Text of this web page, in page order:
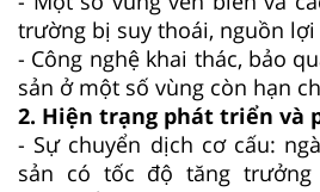
trường bị suy thoái, nguồn
- Công nghệ khai thác, bảo
sản ở một số vùng còn hạn
2. Hiện trạng phát triển và
- Sự chuyển dịch cơ cấu:
sản có tốc độ tăng trưởng